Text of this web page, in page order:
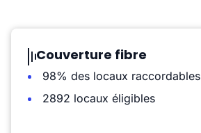
Couverture fibre
98% des locaux raccordables
2892 locaux éligibles